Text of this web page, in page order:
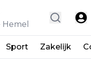
Sport Zakelijk